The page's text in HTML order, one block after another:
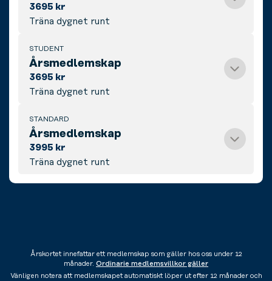
3695 kr
Träna dygnet runt
STUDENT
Årsmedlemskap
3695 kr
Träna dygnet runt
STANDARD
Årsmedlemskap
3995 kr
Träna dygnet runt
Årskortet innefattar ett medlemskap som gäller hos oss under 12
månader. Ordinarie medlemsvillkor gäller
Vänligen notera att medlemskapet automatiskt löper ut efter 12 månader och